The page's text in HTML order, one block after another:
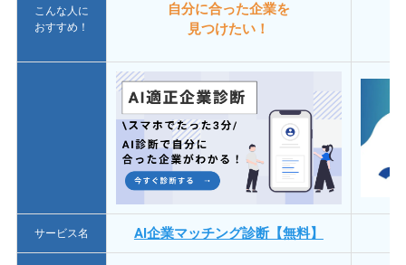
こんな人に
おすすめ！
自分に合った企業を
見つけたい！
サービス名 AI企業マッチング診断【無料】